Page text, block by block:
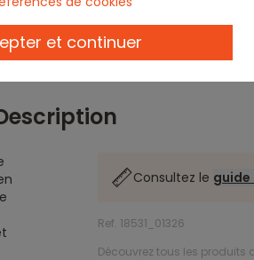
Consultez le guide
Ref. 18531_01326
Découvrez tous les produits
et continuer